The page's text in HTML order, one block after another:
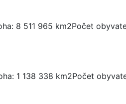
8 511 965 km2Počet
1 138 338 km2Počet